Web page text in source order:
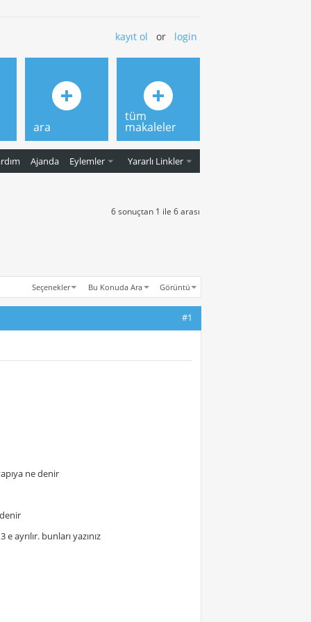
kayıt ol or login
Ajanda Eylemler Yararlı Linkler
ara
tüm
makaleler
6 sonuçtan 1 ile 6 arası
Seçenekler Bu Konuda Ara Görüntü
#1
ne denir
ayrılır. bunları yazınız